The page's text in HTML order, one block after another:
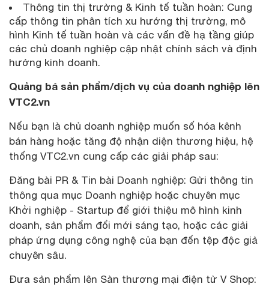
Thông tin thị trường & Kinh tế tuần hoàn: Cung
cấp thông tin phân tích xu hướng thị trường, mô
hình Kinh tế tuần hoàn và các vấn đề hạ tầng giúp
các chủ doanh nghiệp cập nhật chính sách và định
hướng kinh doanh.
Quảng bá sản phẩm/dịch vụ của doanh nghiệp lên
VTC2.vn
Nếu bạn là chủ doanh nghiệp muốn số hóa kênh
bán hàng hoặc tăng độ nhận diện thương hiệu, hệ
thống VTC2.vn cung cấp các giải pháp sau:
Đăng bài PR & Tin bài Doanh nghiệp: Gửi thông tin
thông qua mục Doanh nghiệp hoặc chuyên mục
Khởi nghiệp - Startup để giới thiệu mô hình kinh
doanh, sản phẩm đổi mới sáng tạo, hoặc các giải
pháp ứng dụng công nghệ của bạn đến tệp độc giả
chuyên sâu.
Đưa sản phẩm lên Sàn thương mại điện tử V Shop: